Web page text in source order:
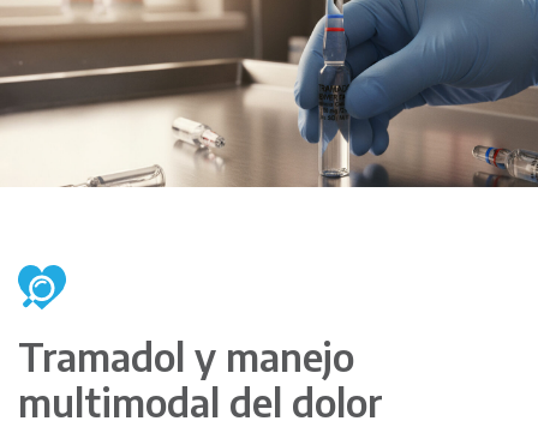
Tramadol y manejo
multimodal del dolor